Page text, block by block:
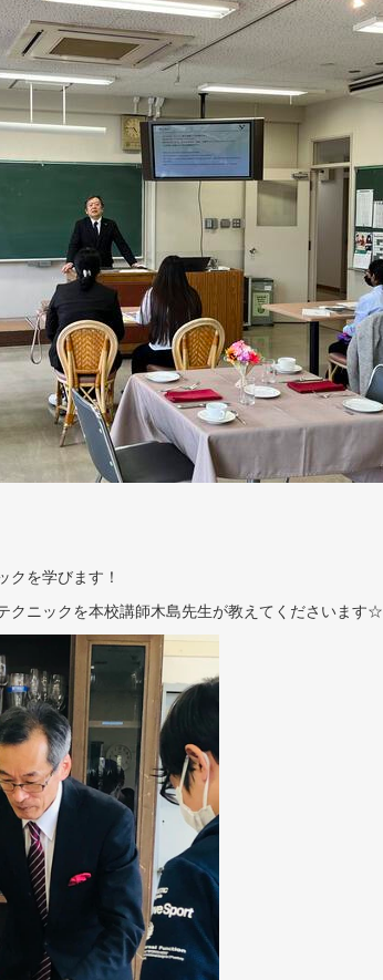
クを学びます！
クニックを本校講師木島先生が教えてくださいます☆